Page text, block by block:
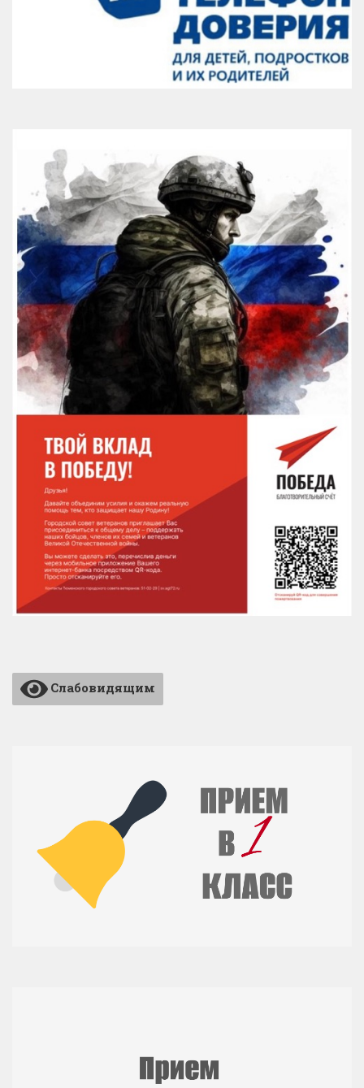
Слабовидящим